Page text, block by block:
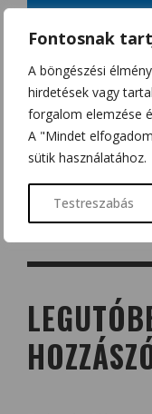
Fontosnak
A böngészési
hirdetések vagy
forgalom elemzése
A "Mindet
sütik használatához.
Testreszabás